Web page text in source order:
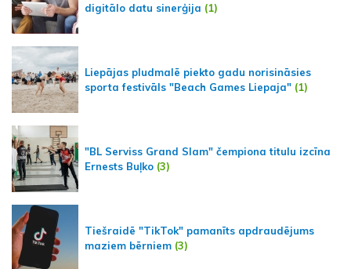
digitālo datu sinerģija (1)
Liepājas pludmalē piekto gadu norisināsies
sporta festivāls "Beach Games Liepaja" (1)
"BL Serviss Grand Slam" čempiona titulu izcīna
Ernests Buļko (3)
Tiešraidē "TikTok" pamanīts apdraudējums
maziem bērniem (3)